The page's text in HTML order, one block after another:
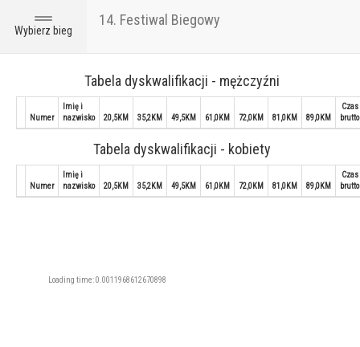
Toggle
navigation
Wybierz bieg
14. Festiwal Biegowy
Tabela dyskwalifikacji - mężczyźni
Numer
Imię i
nazwisko
20,5KM 35,2KM 49,5KM 61,0KM 72,0KM 81,0KM 89,0KM
Czas
brutto
Tabela dyskwalifikacji - kobiety
Numer
Imię i
nazwisko
20,5KM 35,2KM 49,5KM 61,0KM 72,0KM 81,0KM 89,0KM
Czas
brutto
Loading time: 0.0011968612670898